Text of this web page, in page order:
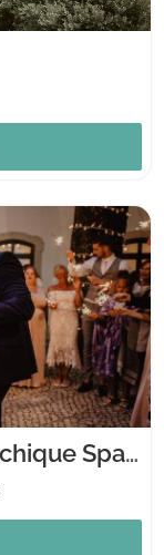
Villa Termal Caldas de Monchique Spa Resort